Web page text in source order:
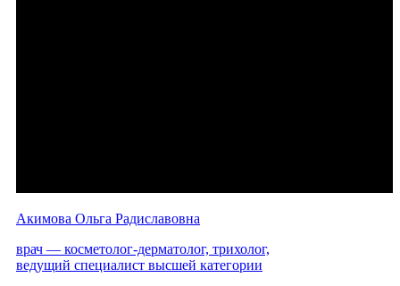
Акимова Ольга Радиславовна
врач — косметолог-дерматолог, трихолог,
ведущий специалист высшей категории